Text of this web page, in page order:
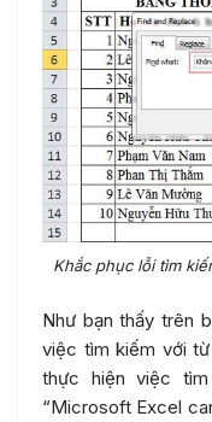
Khắc phục lỗi tìm
Như bạn thấy trên
việc tìm kiếm với từ
thực hiện việc
“Microsoft Excel